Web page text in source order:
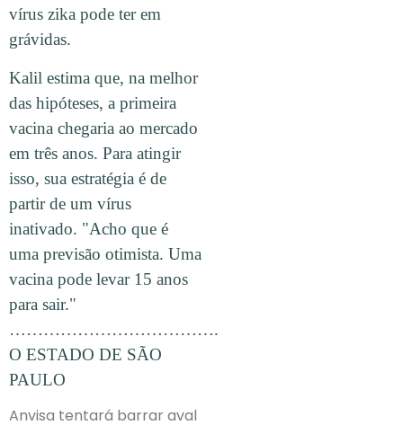
vírus zika pode ter em
grávidas.
Kalil estima que, na melhor
das hipóteses, a primeira
vacina chegaria ao mercado
em três anos. Para atingir
isso, sua estratégia é de
partir de um vírus
inativado. "Acho que é
uma previsão otimista. Uma
vacina pode levar 15 anos
para sair."
……………………………….
O ESTADO DE SÃO
PAULO
Anvisa tentará barrar aval